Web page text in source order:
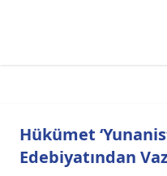
Hükümet
Edebiyatından